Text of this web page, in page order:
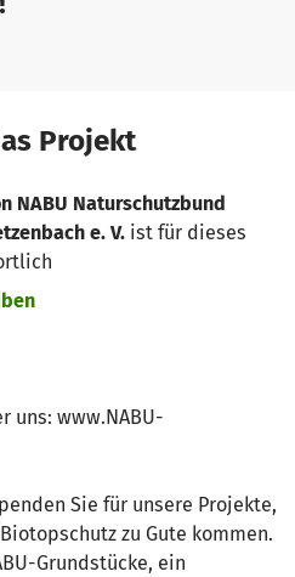
Projekt
NABU Naturschutzbund
e. V. ist für dieses
uns: www.NABU-
Sie für unsere Projekte,
zu Gute kommen.
Grundstücke, ein